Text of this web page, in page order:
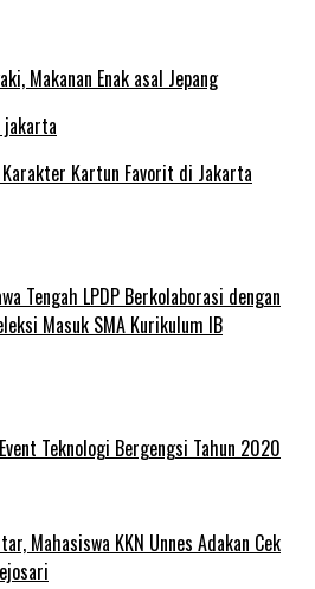
Makanan Enak asal Jepang
Kartun Favorit di Jakarta
Tengah LPDP Berkolaborasi dengan
Masuk SMA Kurikulum IB
Teknologi Bergengsi Tahun 2020
Mahasiswa KKN Unnes Adakan Cek